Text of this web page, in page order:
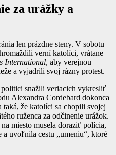
za urážky a
len prázdne steny. V sobotu
verní katolíci, vrátane
International, aby verejnou
a vyjadrili svoj rázny protest.
politici snažili veriacich vykresliť
Alexandra Cordebard dokonca
že katolíci sa chopili svojej
ruženca za odčinenie urážok.
miesto musela doraziť polícia,
uvoľnila cestu „umeniu“, ktoré